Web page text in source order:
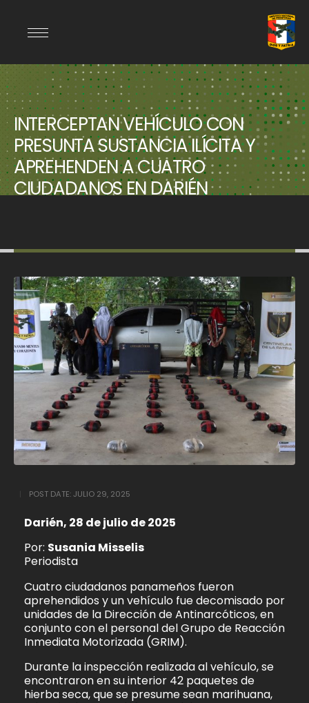
INTERCEPTAN VEHÍCULO CON
PRESUNTA SUSTANCIA ILÍCITA Y
APREHENDEN A CUATRO
CIUDADANOS EN DARIÉN
POST DATE:JULIO 29, 2025
Darién, 28 de julio de 2025
Por: Susania Misselis
Periodista
Cuatro ciudadanos panameños fueron
aprehendidos y un vehículo fue decomisado por
unidades de la Dirección de Antinarcóticos, en
conjunto con el personal del Grupo de Reacción
Inmediata Motorizada (GRIM).
Durante la inspección realizada al vehículo, se
encontraron en su interior 42 paquetes de
hierba seca, que se presume sean marihuana,